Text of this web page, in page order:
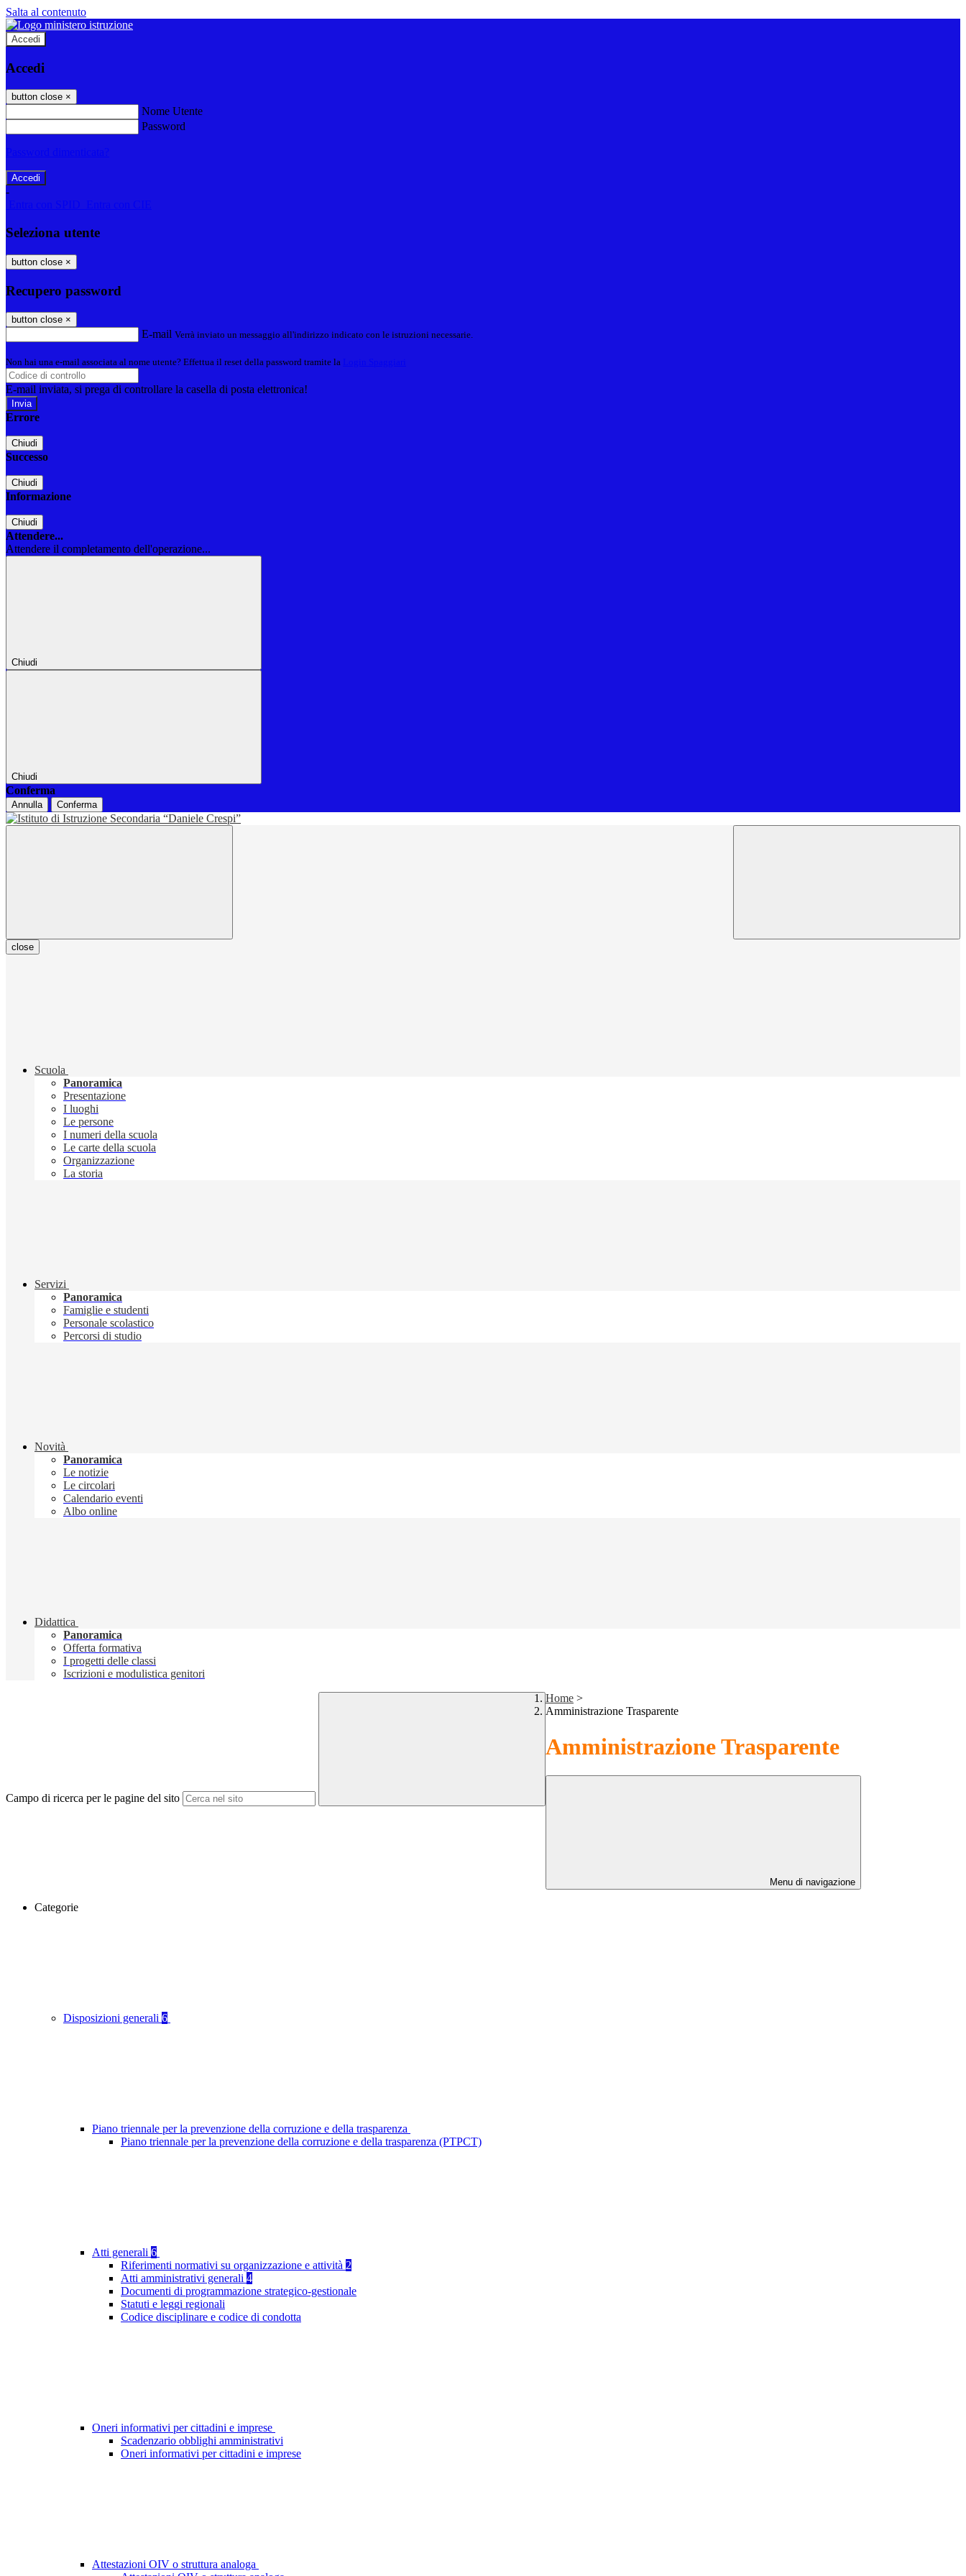
Salta al contenuto
Accedi
Accedi
button close ×
Nome Utente
Password
-
Seleziona utente
button close ×
Recupero password
button close ×
E-mail Verrà inviato un messaggio all'indirizzo indicato con le istruzioni necessarie.
Non hai una e-mail associata al nome utente? Effettua il reset della password tramite la
E-mail inviata, si prega di controllare la casella di posta elettronica!
Errore
Chiudi
Successo
Chiudi
Informazione
Chiudi
Attendere...
Attendere il completamento dell'operazione...
Chiudi
Chiudi
Conferma
Annulla Conferma
close
Scuola
Panoramica
Presentazione
I luoghi
Le persone
I numeri della scuola
Le carte della scuola
Organizzazione
La storia
Servizi
Panoramica
Famiglie e studenti
Personale scolastico
Percorsi di studio
Novità
Panoramica
Le notizie
Le circolari
Calendario eventi
Albo online
Didattica
Panoramica
Offerta formativa
I progetti delle classi
Iscrizioni e modulistica genitori
Campo di ricerca per le pagine del sito
Home >
Amministrazione Trasparente
Amministrazione Trasparente
Menu di navigazione
Categorie
Disposizioni generali 6
Piano triennale per la prevenzione della corruzione e della trasparenza
Piano triennale per la prevenzione della corruzione e della trasparenza (PTPCT)
Atti generali 6
Riferimenti normativi su organizzazione e attività 2
Atti amministrativi generali 4
Documenti di programmazione strategico-gestionale
Statuti e leggi regionali
Codice disciplinare e codice di condotta
Oneri informativi per cittadini e imprese
Scadenzario obblighi amministrativi
Oneri informativi per cittadini e imprese
Attestazioni OIV o struttura analoga